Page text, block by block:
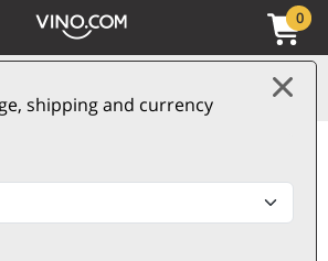
shipping and currency
0
DOCG 2019